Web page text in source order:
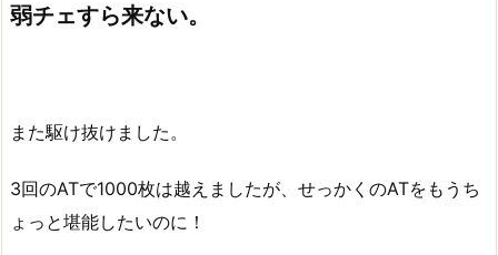
弱チェすら来ない。
また駆け抜けました。
3回のATで1000枚は越えましたが、せっかくのATをもうち
ょっと堪能したいのに！